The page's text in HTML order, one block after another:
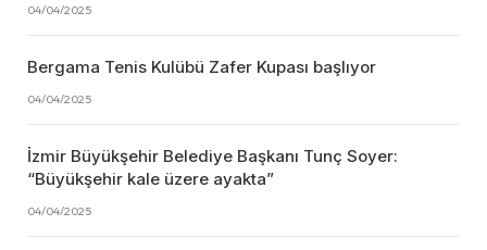
04/04/2025
Bergama Tenis Kulübü Zafer Kupası başlıyor
04/04/2025
İzmir Büyükşehir Belediye Başkanı Tunç Soyer:
“Büyükşehir kale üzere ayakta”
04/04/2025